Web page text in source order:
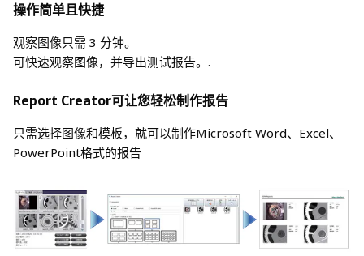
操作简单且快捷
观察图像只需 3 分钟。
可快速观察图像，并导出测试报告。.
Report Creator可让您轻松制作报告
只需选择图像和模板，就可以制作Microsoft Word、Excel、
PowerPoint格式的报告